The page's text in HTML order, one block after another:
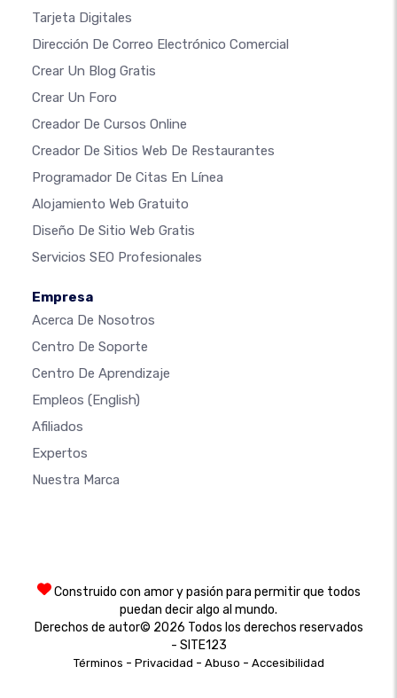
Tarjeta Digitales
Dirección De Correo Electrónico Comercial
Crear Un Blog Gratis
Crear Un Foro
Creador De Cursos Online
Creador De Sitios Web De Restaurantes
Programador De Citas En Línea
Alojamiento Web Gratuito
Diseño De Sitio Web Gratis
Servicios SEO Profesionales
Empresa
Acerca De Nosotros
Centro De Soporte
Centro De Aprendizaje
Empleos (English)
Afiliados
Expertos
Nuestra Marca
Construido con amor y pasión para permitir que todos
puedan decir algo al mundo.
Derechos de autor© 2026 Todos los derechos reservados
- SITE123
Términos - Privacidad - Abuso - Accesibilidad